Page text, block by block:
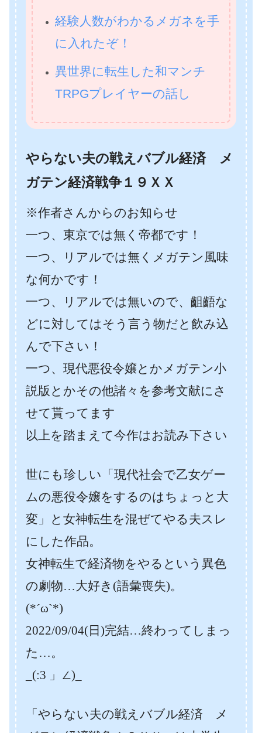
経験人数がわかるメガネを手
に入れたぞ！
異世界に転生した和マンチ
TRPGプレイヤーの話し
やらない夫の戦えバブル経済 メ
ガテン経済戦争１９ＸＸ
※作者さんからのお知らせ
一つ、東京では無く帝都です！
一つ、リアルでは無くメガテン風味
な何かです！
一つ、リアルでは無いので、齟齬な
どに対してはそう言う物だと飲み込
んで下さい！
一つ、現代悪役令嬢とかメガテン小
説版とかその他諸々を参考文献にさ
せて貰ってます
以上を踏まえて今作はお読み下さい
世にも珍しい「現代社会で乙女ゲー
ムの悪役令嬢をするのはちょっと大
変」と女神転生を混ぜてやる夫スレ
にした作品。
女神転生で経済物をやるという異色
の劇物…大好き(語彙喪失)。
(*´ω`*)
2022/09/04(日)完結…終わってしまっ
た…。
_(:3 」∠)_
「やらない夫の戦えバブル経済 メ